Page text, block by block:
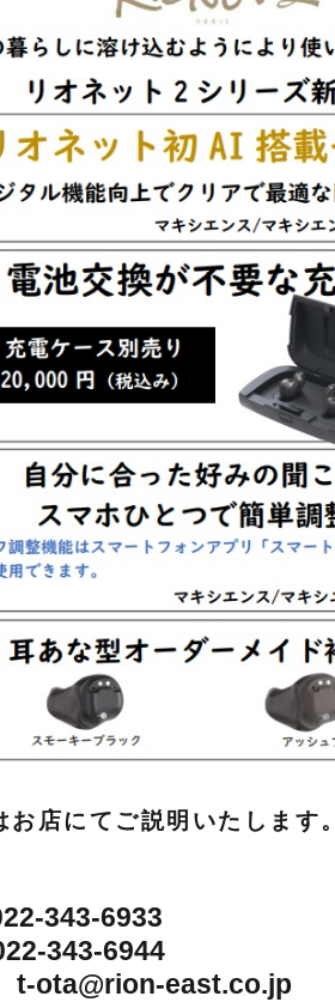
お店にてご説明いたします。
343-6933
343-6944
ota@rion-east.co.jp